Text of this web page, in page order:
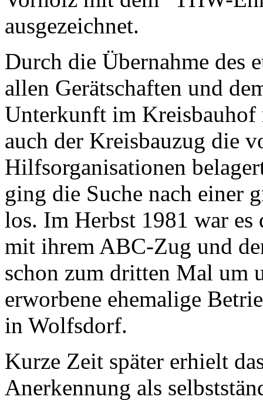
ausgezeichnet.
Durch die Übernahme des
allen Gerätschaften und
Unterkunft im
auch der Kreisbauzug die
Hilfsorganisationen
ging die Suche nach einer
los. Im Herbst 1981 war
mit ihrem ABC-Zug und
schon zum dritten Mal um
erworbene ehemalige
in Wolfsdorf.
Kurze Zeit später erhielt
Anerkennung als